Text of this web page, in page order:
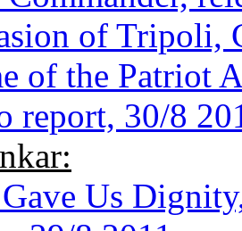
of Tripoli,
of the Patriot
report, 30/8
Us